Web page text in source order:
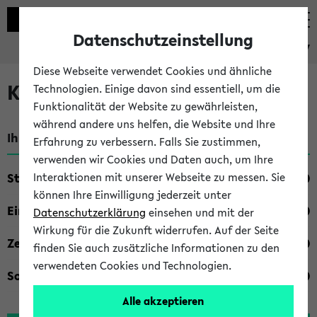
eKVV
Kombisuche im eKVV
Ihre Suchkriterien:
Studienfach
Einrichtung
Zeiten
Sonstiges
Datenschutzeinstellung
Diese Webseite verwendet Cookies und ähnliche
Technologien. Einige davon sind essentiell, um die
Funktionalität der Website zu gewährleisten,
während andere uns helfen, die Website und Ihre
Erfahrung zu verbessern. Falls Sie zustimmen,
verwenden wir Cookies und Daten auch, um Ihre
Interaktionen mit unserer Webseite zu messen. Sie
können Ihre Einwilligung jederzeit unter
Datenschutzerklärung einsehen und mit der
Wirkung für die Zukunft widerrufen. Auf der Seite
finden Sie auch zusätzliche Informationen zu den
verwendeten Cookies und Technologien.
Alle akzeptieren